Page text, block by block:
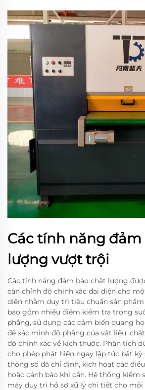
Các tính năng
lượng vượt trội
Các tính năng đảm bảo chất lượng
cân chỉnh độ chính xác đại diện cho
diện nhằm duy trì tiêu chuẩn sản
bao gồm nhiều điểm kiểm tra trong
phẳng, sử dụng các cảm biến quang
để xác minh độ phẳng của vật liệu,
độ chính xác về kích thước. Phân tích
cho phép phát hiện ngay lập tức bất kỳ
thông số đã chỉ định, kích hoạt các
hoặc cảnh báo khi cần. Hệ thống kiểm
máy duy trì hồ sơ xử lý chi tiết cho